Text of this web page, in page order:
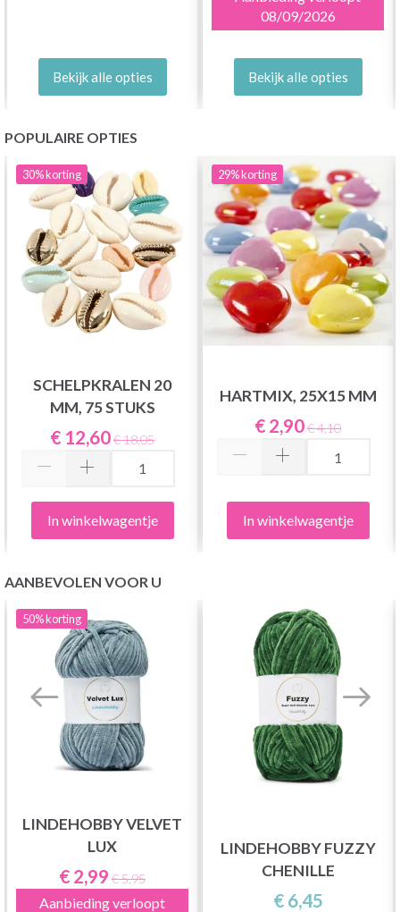
Bekijk alle opties
08/09/2026
Bekijk alle opties
POPULAIRE OPTIES
30%korting
SCHELPKRALEN 20
MM, 75 STUKS
€ 12,60€ 18,05
In winkelwagentje
29%korting
HARTMIX, 25X15 MM
€ 2,90€ 4,10
In winkelwagentje
AANBEVOLEN VOOR U
50%korting
LINDEHOBBY VELVET
LUX
€ 2,99 € 5,95
Aanbieding verloopt
LINDEHOBBY FUZZY
CHENILLE
€ 6,45